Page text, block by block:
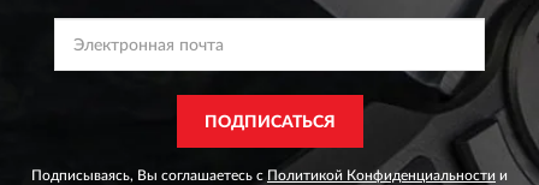
ПОДПИСАТЬСЯ
Подписываясь, Вы соглашаетесь с Политикой Конфиденциальности и